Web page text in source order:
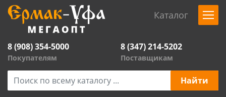
Каталог
8 (908) 354-5000
Покупателям
8 (347) 214-5202
Поставщикам